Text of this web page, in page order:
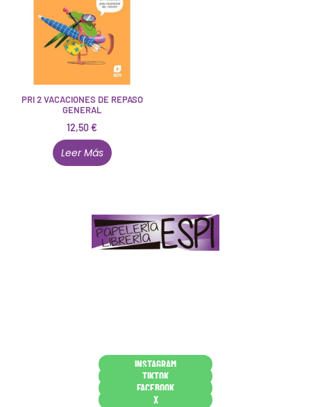
PRI 2 VACACIONES DE REPASO
GENERAL
12,50€
Leer Más
INSTAGRAM
TIKTOK
FACEBOOK
X